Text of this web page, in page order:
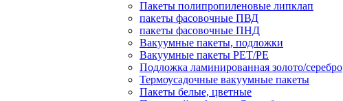
Пакеты полипропиленовые липклап
пакеты фасовочные ПВД
пакеты фасовочные ПНД
Вакуумные пакеты, подложки
Вакуумные пакеты РЕТ/РЕ
Подложка ламинированная золото/серебро
Термоусадочные вакуумные пакеты
Пакеты белые, цветные